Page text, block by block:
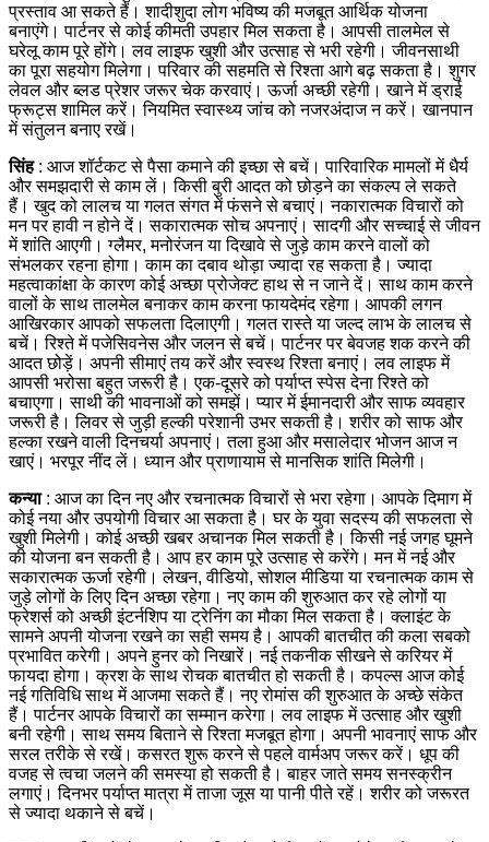
प्रस्ताव आ सकते हैं। शादीशुदा लोग भविष्य की मजबूत आर्थिक योजना
बनाएंगे। पार्टनर से कोई कीमती उपहार मिल सकता है। आपसी तालमेल से
घरेलू काम पूरे होंगे। लव लाइफ खुशी और उत्साह से भरी रहेगी। जीवनसाथी
का पूरा सहयोग मिलेगा। परिवार की सहमति से रिश्ता आगे बढ़ सकता है।शुगर
लेवल और ब्लड प्रेशर जरूर चेक करवाएं। ऊर्जा अच्छी रहेगी। खाने में ड्राई
फ्रूट्स शामिल करें। नियमित स्वास्थ्य जांच को नजरअंदाज न करें। खानपान
में संतुलन बनाए रखें।
सिंह : आज शॉर्टकट से पैसा कमाने की इच्छा से बचें। पारिवारिक मामलों में धैर्य
और समझदारी से काम लें। किसी बुरी आदत को छोड़ने का संकल्प ले सकते
हैं। खुद को लालच या गलत संगत में फंसने से बचाएं। नकारात्मक विचारों को
मन पर हावी न होने दें। सकारात्मक सोच अपनाएं। सादगी और सच्चाई से जीवन
में शांति आएगी। ग्लैमर, मनोरंजन या दिखावे से जुड़े काम करने वालों को
संभलकर रहना होगा। काम का दबाव थोड़ा ज्यादा रह सकता है। ज्यादा
महत्वाकांक्षा के कारण कोई अच्छा प्रोजेक्ट हाथ से न जाने दें। साथ काम करने
वालों के साथ तालमेल बनाकर काम करना फायदेमंद रहेगा। आपकी लगन
आखिरकार आपको सफलता दिलाएगी। गलत रास्ते या जल्द लाभ के लालच से
बचें।रिश्ते में पजेसिवनेस और जलन से बचें। पार्टनर पर बेवजह शक करने की
आदत छोड़ें। अपनी सीमाएं तय करें और स्वस्थ रिश्ता बनाएं। लव लाइफ में
आपसी भरोसा बहुत जरूरी है। एक-दूसरे को पर्याप्त स्पेस देना रिश्ते को
बचाएगा। साथी की भावनाओं को समझें। प्यार में ईमानदारी और साफ व्यवहार
जरूरी है।लिवर से जुड़ी हल्की परेशानी उभर सकती है। शरीर को साफ और
हल्का रखने वाली दिनचर्या अपनाएं। तला हुआ और मसालेदार भोजन आज न
खाएं। भरपूर नींद लें। ध्यान और प्राणायाम से मानसिक शांति मिलेगी।
कन्या : आज का दिन नए और रचनात्मक विचारों से भरा रहेगा। आपके दिमाग में
कोई नया और उपयोगी विचार आ सकता है। घर के युवा सदस्य की सफलता से
खुशी मिलेगी। कोई अच्छी खबर अचानक मिल सकती है। किसी नई जगह घूमने
की योजना बन सकती है। आप हर काम पूरे उत्साह से करेंगे। मन में नई और
सकारात्मक ऊर्जा रहेगी। लेखन, वीडियो, सोशल मीडिया या रचनात्मक काम से
जुड़े लोगों के लिए दिन अच्छा रहेगा। नए काम की शुरुआत कर रहे लोगों या
फ्रेशर्स को अच्छी इंटर्नशिप या ट्रेनिंग का मौका मिल सकता है। क्लाइंट के
सामने अपनी योजना रखने का सही समय है। आपकी बातचीत की कला सबको
प्रभावित करेगी। अपने हुनर को निखारें। नई तकनीक सीखने से करियर में
फायदा होगा।क्रश के साथ रोचक बातचीत हो सकती है। कपल्स आज कोई
नई गतिविधि साथ में आजमा सकते हैं। नए रोमांस की शुरुआत के अच्छे संकेत
हैं। पार्टनर आपके विचारों का सम्मान करेगा। लव लाइफ में उत्साह और खुशी
बनी रहेगी। साथ समय बिताने से रिश्ता मजबूत होगा। अपनी भावनाएं साफ और
सरल तरीके से रखें।कसरत शुरू करने से पहले वार्मअप जरूर करें। धूप की
वजह से त्वचा जलने की समस्या हो सकती है। बाहर जाते समय सनस्क्रीन
लगाएं। दिनभर पर्याप्त मात्रा में ताजा जूस या पानी पीते रहें। शरीर को जरूरत
से ज्यादा थकाने से बचें।